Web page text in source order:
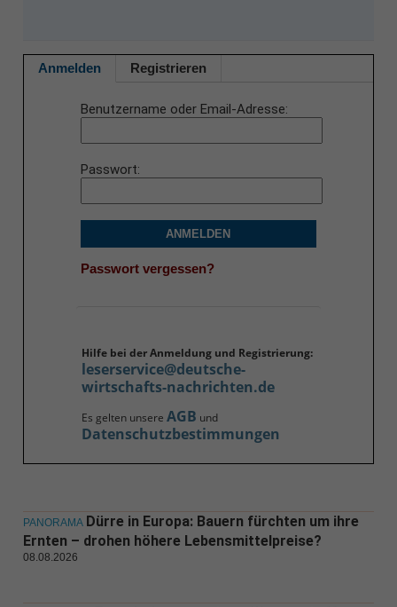
Anmelden Registrieren
Benutzername oder Email-Adresse
Passwort
ANMELDEN
Passwort vergessen?
Hilfe bei der Anmeldung und Registrierung:
leserservice@deutsche-
wirtschafts-nachrichten.de
Es gelten unsere AGB und
Datenschutzbestimmungen
PANORAMA Dürre in Europa: Bauern fürchten um ihre
Ernten – drohen höhere Lebensmittelpreise?
08.08.2026